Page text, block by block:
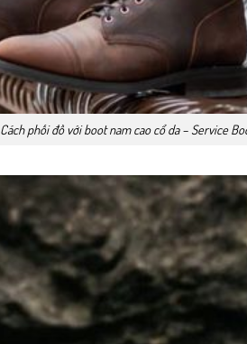
Cách phối đồ với boot nam cao cổ da – Service